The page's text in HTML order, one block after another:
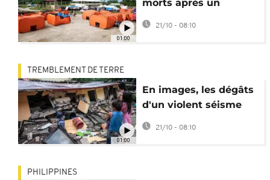
01:00
morts après un
puissant tremblement
de terre aux
21/10 - 08:10
01:00
TREMBLEMENT DE TERRE
En images, les dégâts
d'un violent séisme
aux Philippines
21/10 - 08:10
PHILIPPINES